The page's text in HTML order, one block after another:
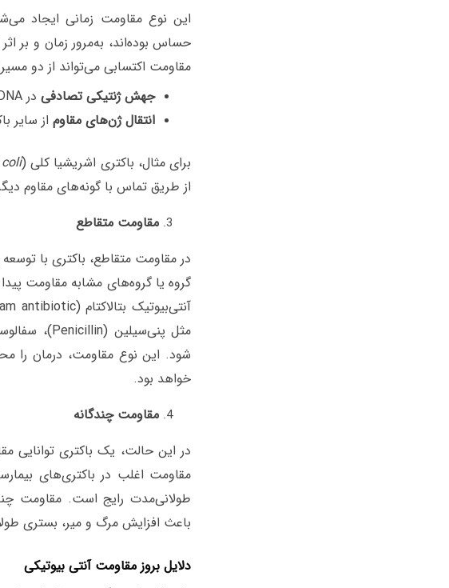
این نوع مقاومت زمانی ایجاد
حساس بوده‌اند، به‌مرور زمان و بر
مقاومت اکتسابی می‌تواند از دو
جهش ژنتیکی تصادفیدر DNA باکتری
انتقال ژن‌های مقاوماز سایر
برای مثال، باکتری اشریشیا کلی (
از طریق تماس با گونه‌های مقاوم
مقاومت متقاطع
در مقاومت متقاطع، باکتری با
گروه یا گروه‌های مشابه مقاومت
شود. این نوع مقاومت، درمان را
خواهد بود.
مقاومت چندگانه
در این حالت، یک باکتری توانایی
مقاومت اغلب در باکتری‌های
طولانی‌مدت رایج است.مقاومت
باعث افزایش مرگ ‌و میر، بستری
دلایل بروز مقاومت آنتی بیوتیکی